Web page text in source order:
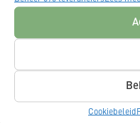
Cookiebeleid